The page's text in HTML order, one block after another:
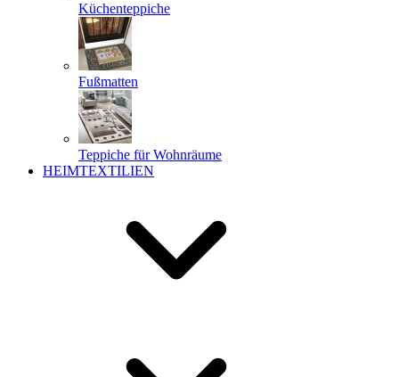
Küchenteppiche
Fußmatten
Teppiche für Wohnräume
HEIMTEXTILIEN